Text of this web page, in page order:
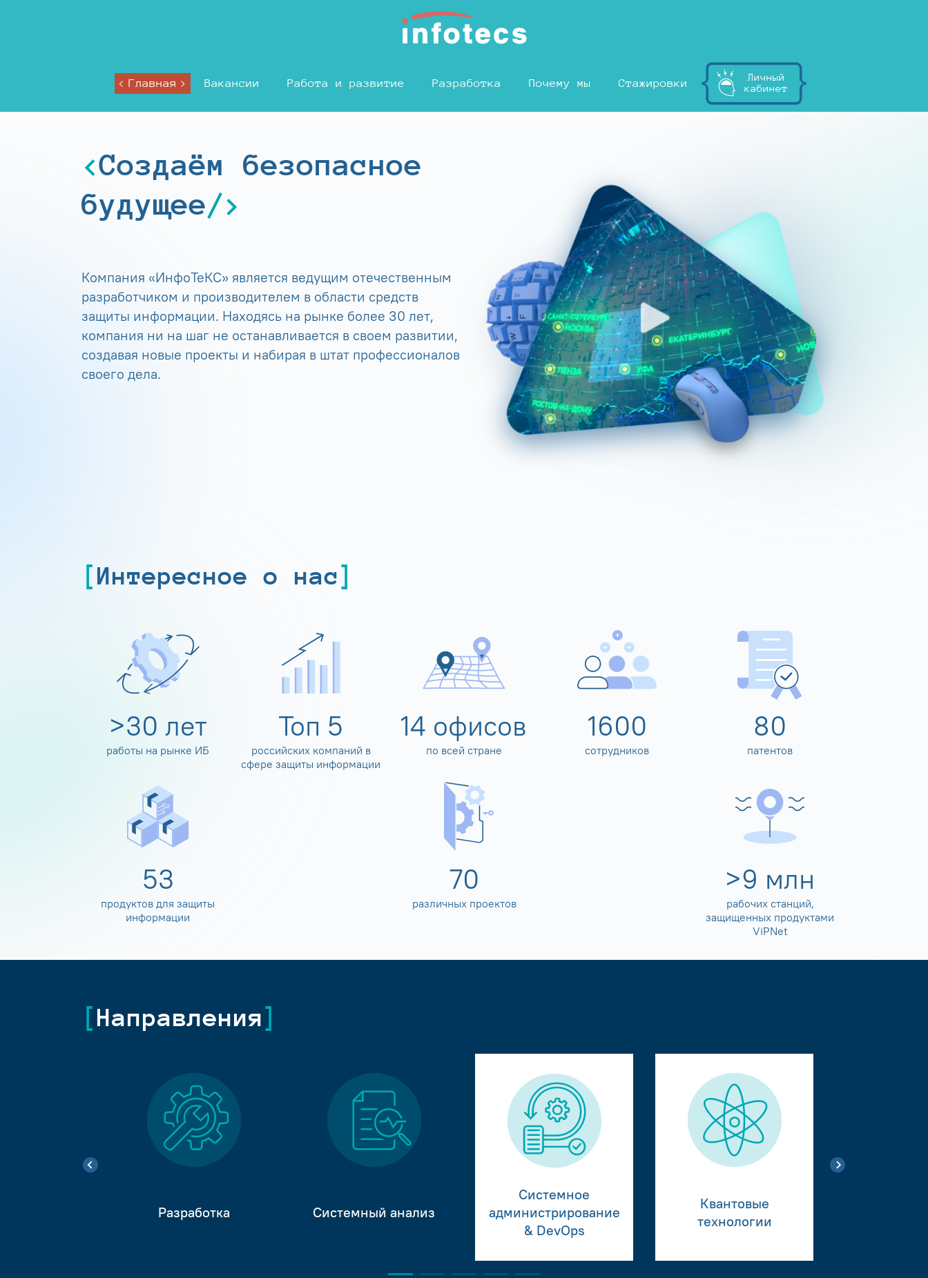
Главная Вакансии Работа и развитие Разработка Почему мы Стажировки
Личный
кабинет
Создаём безопасное
будущее
Компания «ИнфоТеКС» является ведущим отечественным
разработчиком и производителем в области средств
защиты информации. Находясь на рынке более 30 лет,
компания ни на шаг не останавливается в своем развитии,
создавая новые проекты и набирая в штат профессионалов
своего дела.
Интересное о нас
>30 лет
работы на рынке ИБ
Топ 5
российских компаний в
сфере защиты информации
14 офисов
по всей стране
1600
сотрудников
80
патентов
60
продуктов для защиты
информации
80
различных проектов
>10 млн
рабочих станций,
защищенных продуктами
ViPNet
Направления
Разработка Системный анализ
Системное
администрирование
& DevOps
Квантовые
технологии